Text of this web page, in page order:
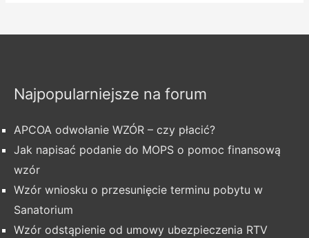
Najpopularniejsze na forum
APCOA odwołanie WZÓR – czy płacić?
Jak napisać podanie do MOPS o pomoc finansową
wzór
Wzór wniosku o przesunięcie terminu pobytu w
Sanatorium
Wzór odstąpienie od umowy ubezpieczenia RTV